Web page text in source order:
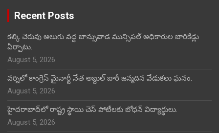
Recent Posts
కల్కి చెరువు అలుగు వద్ద బాన్సువాడ మున్సిపల్ అధికారుల బారికేడ్లు
ఏర్పాటు.
August 5, 2026
వర్నిలో కాంగ్రెస్ మైనార్టీ నేత అబ్దుల్ బారీ జన్మదిన వేడుకలు ఘనం.
August 5, 2026
హైదరాబాద్‌లో రాష్ట్ర స్థాయి చెస్ పోటీలకు బోధన్ విద్యార్థులు.
August 5, 2026